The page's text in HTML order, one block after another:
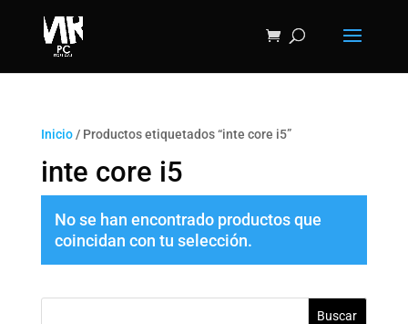
Inicio/ Productos etiquetados “inte core i5”
inte core i5
No se han encontrado productos que
coincidan con tu selección.
Buscar